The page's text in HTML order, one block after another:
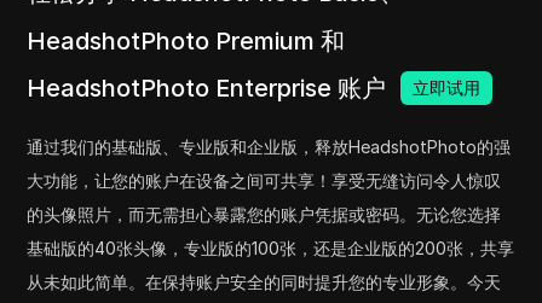
HeadshotPhoto Premium 和
HeadshotPhoto Enterprise 账户
立即试用
通过我们的基础版、专业版和企业版，释放HeadshotPhoto的强
大功能，让您的账户在设备之间可共享！享受无缝访问令人惊叹
的头像照片，而无需担心暴露您的账户凭据或密码。无论您选择
基础版的40张头像，专业版的100张，还是企业版的200张，共享
从未如此简单。在保持账户安全的同时提升您的专业形象。今天